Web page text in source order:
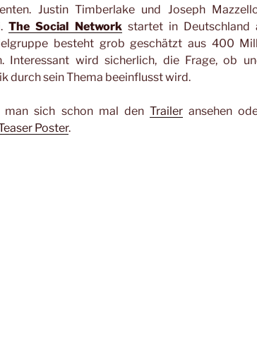
Justin Timberlake und Joseph
The Social Network startet in Deutschland
besteht grob geschätzt aus 400
Interessant wird sicherlich, die Frage, ob
durch sein Thema beeinflusst wird.
man sich schon mal den Traileransehen
Poster.